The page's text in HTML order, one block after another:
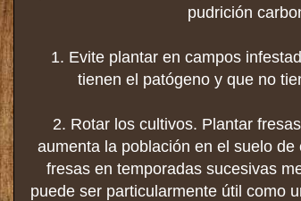
pudrición
1. Evite plantar en campos
tienen el patógeno y que no
2. Rotar los cultivos. Plantar
aumenta la población en el suelo
fresas en temporadas sucesivas
puede ser particularmente útil como